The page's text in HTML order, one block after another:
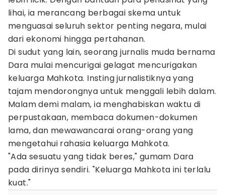
lihai, ia merancang berbagai skema untuk
menguasai seluruh sektor penting negara, mulai
dari ekonomi hingga pertahanan.
Di sudut yang lain, seorang jurnalis muda bernama
Dara mulai mencurigai gelagat mencurigakan
keluarga Mahkota. Insting jurnalistiknya yang
tajam mendorongnya untuk menggali lebih dalam.
Malam demi malam, ia menghabiskan waktu di
perpustakaan, membaca dokumen-dokumen
lama, dan mewawancarai orang-orang yang
mengetahui rahasia keluarga Mahkota.
"Ada sesuatu yang tidak beres," gumam Dara
pada dirinya sendiri. "Keluarga Mahkota ini terlalu
kuat."